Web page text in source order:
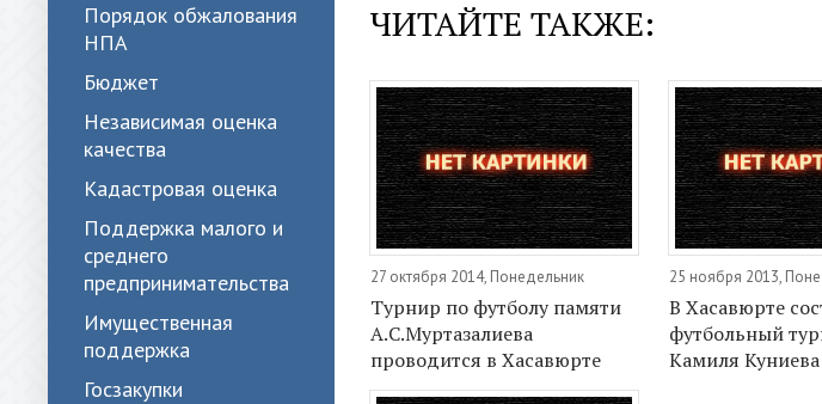
Порядок обжалования
НПА
Бюджет
Независимая оценка
качества
Кадастровая оценка
Поддержка малого и
среднего
предпринимательства
Имущественная
поддержка
Госзакупки
ЧИТАЙТЕ ТАКЖЕ:
27 октября 2014, Понедельник
Турнир по футболу памяти
А.С.Муртазалиева
проводится в Хасавюрте
25 ноября 2013,
В Хасавюрте
футбольный
Камиля Куниева